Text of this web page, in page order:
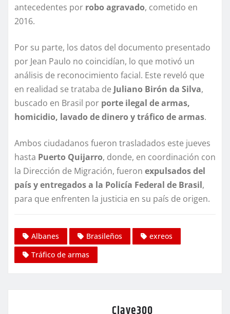
antecedentes por robo agravado, cometido en
2016.
Por su parte, los datos del documento presentado
por Jean Paulo no coincidían, lo que motivó un
análisis de reconocimiento facial. Este reveló que
en realidad se trataba de Juliano Birón da Silva,
buscado en Brasil por porte ilegal de armas,
homicidio, lavado de dinero y tráfico de armas.
Ambos ciudadanos fueron trasladados este jueves
hasta Puerto Quijarro, donde, en coordinación con
la Dirección de Migración, fueron expulsados del
país y entregados a la Policía Federal de Brasil,
para que enfrenten la justicia en su país de origen.
Albanes Brasileños
exreos
Tráfico de armas